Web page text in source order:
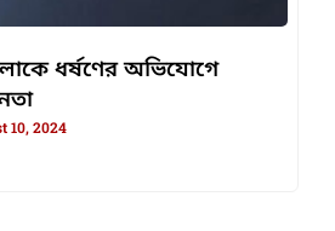
ধর্ষণের অভিযোগে
10, 2024